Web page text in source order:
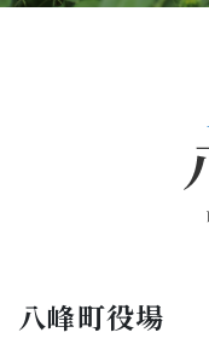
八峰町役場